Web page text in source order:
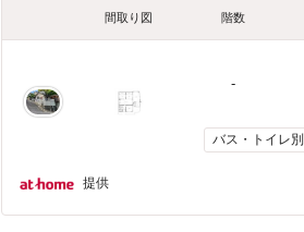
間取り図 階数
-
バス・トイレ別
提供